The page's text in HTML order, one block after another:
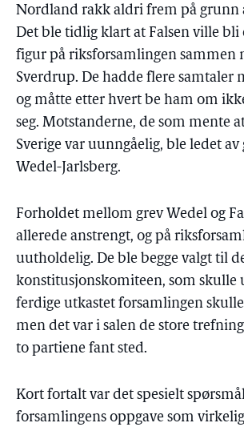
Nordland rakk aldri frem på grunn
Det ble tidlig klart at Falsen ville bli
figur på riksforsamlingen sammen
Sverdrup. De hadde flere samtaler
og måtte etter hvert be ham om
seg. Motstanderne, de som mente
Sverige var uunngåelig, ble ledet
Wedel-Jarlsberg.
Forholdet mellom grev Wedel og
allerede anstrengt, og på
uutholdelig. De ble begge valgt til
konstitusjonskomiteen, som skulle
ferdige utkastet forsamlingen
men det var i salen de store
to partiene fant sted.
Kort fortalt var det spesielt
forsamlingens oppgave som